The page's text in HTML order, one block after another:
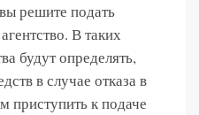
решите подать
В таких
будут определять,
в случае отказа в
приступить к подаче